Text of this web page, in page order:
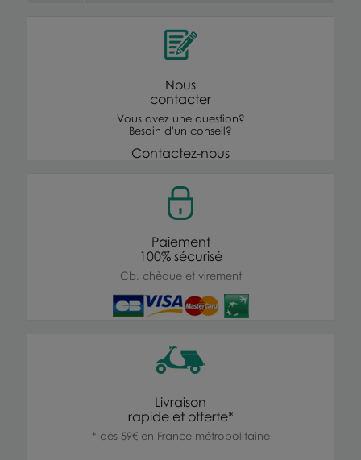
Nous
contacter
Vous avez une question?
Besoin d'un conseil?
Contactez-nous
Paiement
100% sécurisé
Cb, chèque et virement
Livraison
rapide et offerte*
* dès 59€ en France métropolitaine